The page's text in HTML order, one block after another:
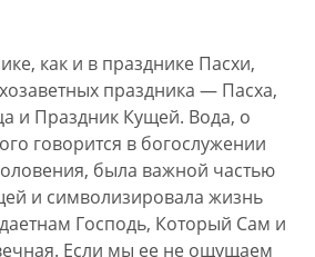
как и в празднике Пасхи,
праздника — Пасха,
и Праздник Кущей. Вода, о
говорится в богослужении
была важной частью
и символизировала жизнь
Господь, Который Сам и
Если мы ее не ощущаем